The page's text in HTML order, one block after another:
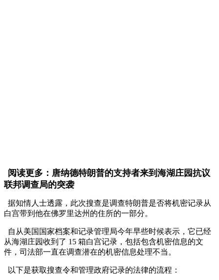
阅读更多：唐纳德特朗普的支持者来到海湖庄园抗议
联邦调查局的突袭
据知情人士透露，此次搜查是调查特朗普是否将机密记录从
白宫带到他在佛罗里达州的住所的一部分。
自从美国国家档案和记录管理局今年早些时候表示，它已经
从海湖庄园收到了 15 箱白宫记录，包括包含机密信息的文
件，司法部一直在调查潜在的机密信息处理不当。
以下是获取搜查令和管理政府记录的法律的流程：